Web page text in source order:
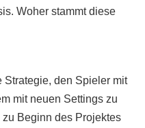
Woher stammt diese
den Spieler mit
mit neuen Settings zu
Beginn des Projektes